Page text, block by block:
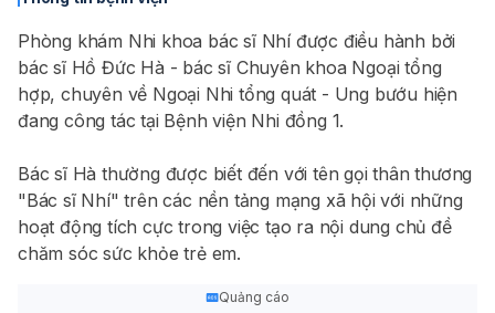
Phòng khám Nhi khoa bác sĩ Nhí được điều hành bởi
bác sĩ Hồ Đức Hà - bác sĩ Chuyên khoa Ngoại tổng
hợp, chuyên về Ngoại Nhi tổng quát - Ung bướu hiện
đang công tác tại Bệnh viện Nhi đồng 1.
Bác sĩ Hà thường được biết đến với tên gọi thân thương
"Bác sĩ Nhí" trên các nền tảng mạng xã hội với những
hoạt động tích cực trong việc tạo ra nội dung chủ đề
chăm sóc sức khỏe trẻ em.
Quảng cáo